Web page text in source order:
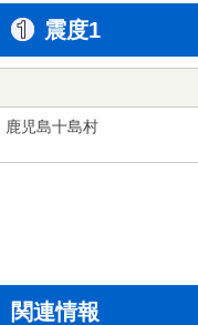
震度1
鹿児島十島村
関連情報